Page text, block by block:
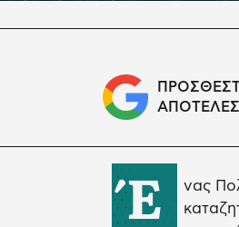
Έ
νας